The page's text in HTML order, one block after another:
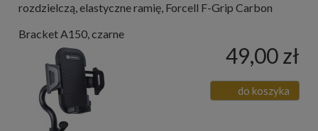
rozdzielczą, elastyczne ramię, Forcell F-Grip Carbon
Bracket A150, czarne
49,00 zł
do koszyka